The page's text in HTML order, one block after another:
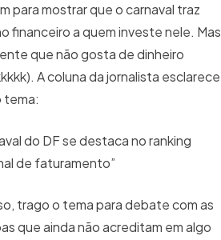
para mostrar que o carnaval traz
financeiro a quem investe nele. Mas
que não gosta de dinheiro
A coluna da jornalista esclarece
tema:
do DF se destaca no ranking
de faturamento”
trago o tema para debate com as
que ainda não acreditam em algo